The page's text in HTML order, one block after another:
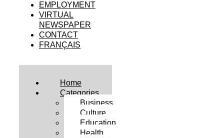
EMPLOYMENT
VIRTUAL
NEWSPAPER
CONTACT
FRANÇAIS
Home
Categories
Business
Culture
Education
Health